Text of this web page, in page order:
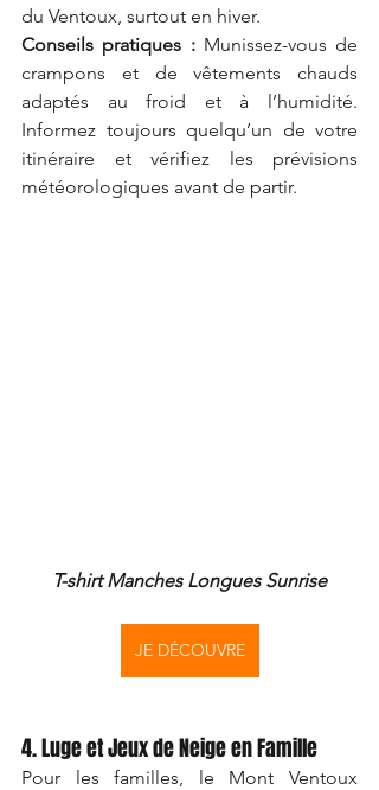
du Ventoux, surtout en hiver.
Conseils pratiques : Munissez-vous de
crampons et de vêtements chauds
adaptés au froid et à l’humidité.
Informez toujours quelqu’un de votre
itinéraire et vérifiez les prévisions
météorologiques avant de partir.
T-shirt Manches Longues Sunrise
JE DÉCOUVRE
4. Luge et Jeux de Neige en Famille
Pour les familles, le Mont Ventoux